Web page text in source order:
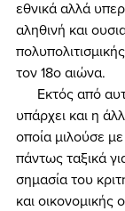
εθνικά αλλά
αληθινή και
τον 18ο αιώνα.
υπάρχει και η
οποία μιλούσε με
πάντως ταξικά
σημασία του
και οικονομικής